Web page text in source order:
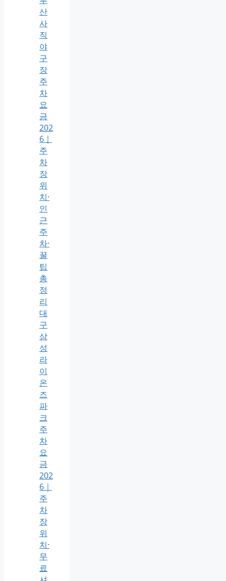
산
사
직
야
구
장
주
차
요
금
202
6｜
주
차
장
위
치·
인
근
주
차·
꿀
팁
총
정
리
대
구
삼
성
라
이
온
즈
파
크
주
차
요
금
202
6｜
주
차
장
위
치·
무
료